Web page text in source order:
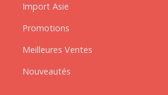
Import Asie
Promotions
Meilleures Ventes
Nouveautés